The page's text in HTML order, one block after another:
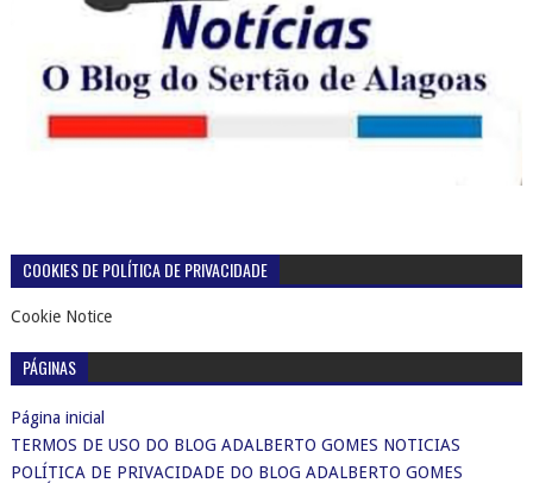
COOKIES DE POLÍTICA DE PRIVACIDADE
Cookie Notice
PÁGINAS
Página inicial
TERMOS DE USO DO BLOG ADALBERTO GOMES NOTICIAS
POLÍTICA DE PRIVACIDADE DO BLOG ADALBERTO GOMES